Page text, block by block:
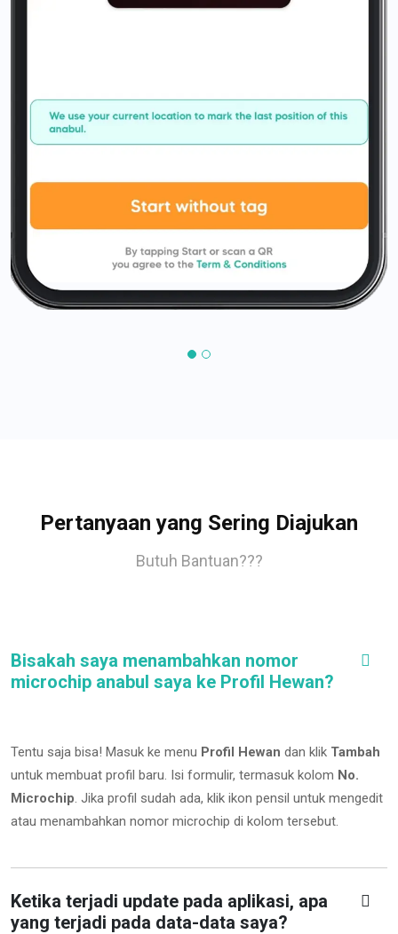
Pertanyaan yang Sering Diajukan
Butuh Bantuan???
Bisakah saya menambahkan nomor
microchip anabul saya ke Profil Hewan?
Tentu saja bisa! Masuk ke menu Profil Hewan dan klik Tambah
untuk membuat profil baru. Isi formulir, termasuk kolom No.
Microchip. Jika profil sudah ada, klik ikon pensil untuk mengedit
atau menambahkan nomor microchip di kolom tersebut.
Ketika terjadi update pada aplikasi, apa
yang terjadi pada data-data saya?